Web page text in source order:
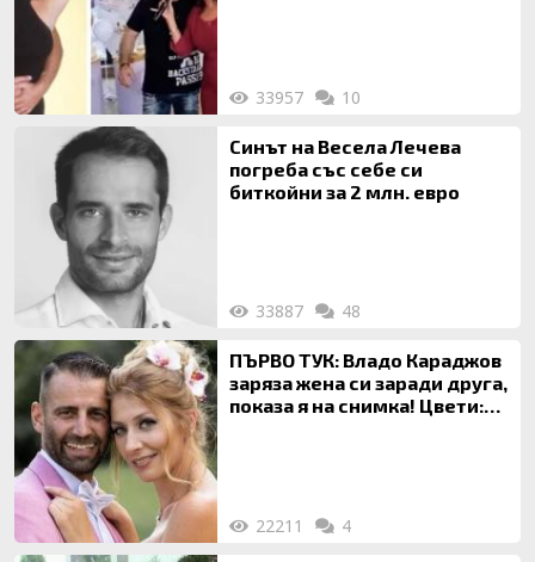
33957 10
Синът на Весела Лечева
погреба със себе си
биткойни за 2 млн. евро
33887 48
ПЪРВО ТУК: Владо Караджов
заряза жена си заради друга,
показа я на снимка! Цвети:
22211 4